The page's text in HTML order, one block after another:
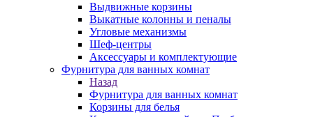
Выдвижные корзины
Выкатные колонны и пеналы
Угловые механизмы
Шеф-центры
Аксессуары и комплектующие
Фурнитура для ванных комнат
Назад
Фурнитура для ванных комнат
Корзины для белья